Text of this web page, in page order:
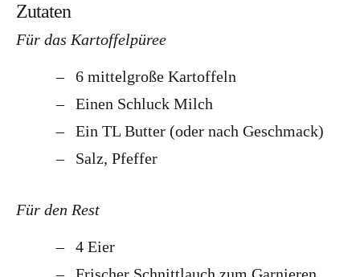
Norwegen
Osteuropa
Bosnien und Herzegowina
Kroatien
Slowakei
Zutaten
Für das Kartoffelpüree
6 mittelgroße Kartoffeln
Einen Schluck Milch
Ein TL Butter (oder nach Geschmack)
Salz, Pfeffer
Für den Rest
4 Eier